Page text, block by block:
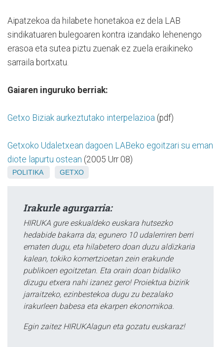
Aipatzekoa da hilabete honetakoa ez dela LAB
sindikatuaren bulegoaren kontra izandako lehenengo
erasoa eta sutea piztu zuenak ez zuela eraikineko
sarraila bortxatu.
Gaiaren inguruko berriak:
Getxo Biziak aurkeztutako interpelazioa (pdf)
Getxoko Udaletxean dagoen LABeko egoitzari su eman
diote lapurtu ostean (2005 Urr 08)
POLITIKA GETXO
Irakurle agurgarria:
HIRUKA gure eskualdeko euskara hutsezko
hedabide bakarra da; egunero 10 udalerriren berri
ematen dugu, eta hilabetero doan duzu aldizkaria
kalean, tokiko komertzioetan zein erakunde
publikoen egoitzetan. Eta orain doan bidaliko
dizugu etxera nahi izanez gero! Proiektua bizirik
jarraitzeko, ezinbestekoa dugu zu bezalako
irakurleen babesa eta ekarpen ekonomikoa.
Egin zaitez HIRUKAlagun eta gozatu euskaraz!